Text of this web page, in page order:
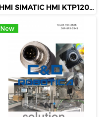
HMI SIMATIC HMI KTP1200 BASIC [C&D-CWI100008]
New